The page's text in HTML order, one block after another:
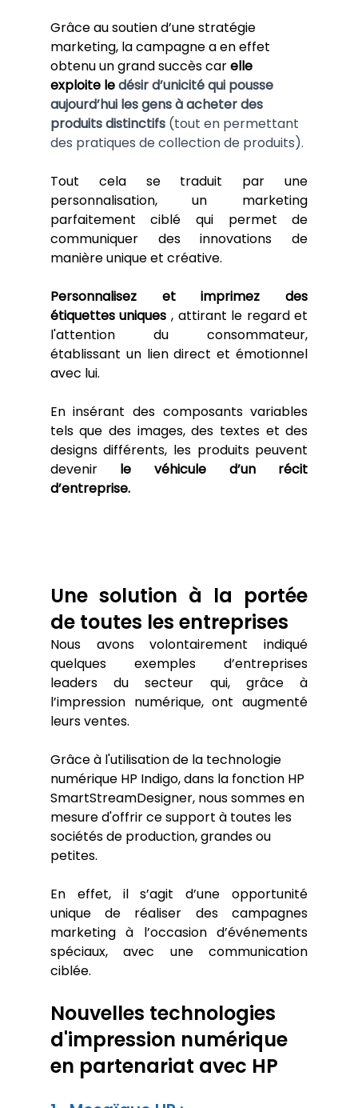
Grâce au soutien d’une stratégie
marketing, la campagne a en effet
obtenu un grand succès car elle
exploite ledésir d’unicité qui pousse
aujourd’hui les gens à acheter des
produits distinctifs (tout en permettant
des pratiques de collection de produits).
Tout cela se traduit par une
personnalisation, un marketing
parfaitement ciblé qui permet de
communiquer des innovations de
manière unique et créative.
Personnalisez et imprimez des
étiquettes uniques , attirant le regard et
l'attention du consommateur,
établissant un lien direct et émotionnel
avec lui.
En insérant des composants variables
tels que des images, des textes et des
designs différents, les produits peuvent
devenir le véhicule d’un récit
d’entreprise.
Une solution à la portée
de toutes les entreprises
Nous avons volontairement indiqué
quelques exemples d’entreprises
leaders du secteur qui, grâce à
l’impression numérique, ont augmenté
leurs ventes.
Grâce à l'utilisation de la technologie
numérique HP Indigo, dans la fonction HP
SmartStreamDesigner, nous sommes en
mesure d'offrir ce support à toutes les
sociétés de production, grandes ou
petites.
En effet, il s’agit d’une opportunité
unique de réaliser des campagnes
marketing à l’occasion d’événements
spéciaux, avec une communication
ciblée.
Nouvelles technologies
d'impression numérique
en partenariat avec HP